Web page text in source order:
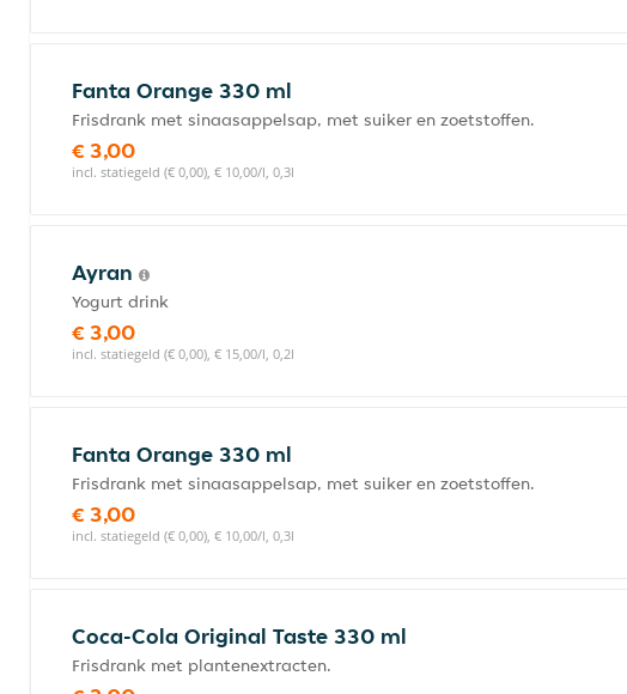
Fanta Orange 330 ml
Frisdrank met sinaasappelsap, met suiker en zoetstoffen.
€ 3,00
incl. statiegeld (€ 0,00), € 10,00/l, 0,3l
Ayran
Yogurt drink
€ 3,00
incl. statiegeld (€ 0,00), € 15,00/l, 0,2l
Fanta Orange 330 ml
Frisdrank met sinaasappelsap, met suiker en zoetstoffen.
€ 3,00
incl. statiegeld (€ 0,00), € 10,00/l, 0,3l
Coca-Cola Original Taste 330 ml
Frisdrank met plantenextracten.